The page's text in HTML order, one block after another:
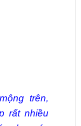
trên,
rất nhiều